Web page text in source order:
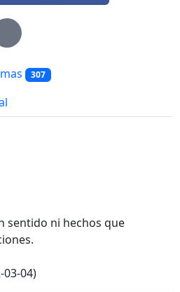
307
sentido ni hechos que
03-04)